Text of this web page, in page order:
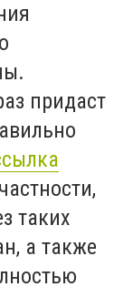
придаст
таких
а также